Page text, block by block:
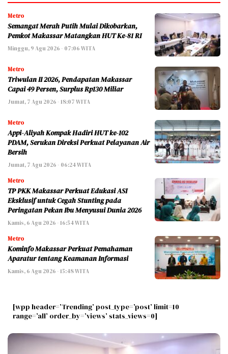
Metro
Semangat Merah Putih Mulai Dikobarkan,
Pemkot Makassar Matangkan HUT Ke-81 RI
Minggu, 9 Agu 2026 - 07:06 WITA
Metro
Triwulan II 2026, Pendapatan Makassar
Capai 49 Persen, Surplus Rp130 Miliar
Jumat, 7 Agu 2026 - 18:07 WITA
Metro
Appi-Aliyah Kompak Hadiri HUT ke-102
PDAM, Serukan Direksi Perkuat Pelayanan Air
Bersih
Jumat, 7 Agu 2026 - 06:24 WITA
Metro
TP PKK Makassar Perkuat Edukasi ASI
Eksklusif untuk Cegah Stunting pada
Peringatan Pekan Ibu Menyusui Dunia 2026
Kamis, 6 Agu 2026 - 16:54 WITA
Metro
Kominfo Makassar Perkuat Pemahaman
Aparatur tentang Keamanan Informasi
Kamis, 6 Agu 2026 - 15:48 WITA
[wpp header=’Trending’ post_type=’post’ limit=10
range=’all’ order_by=’views’ stats_views=0]